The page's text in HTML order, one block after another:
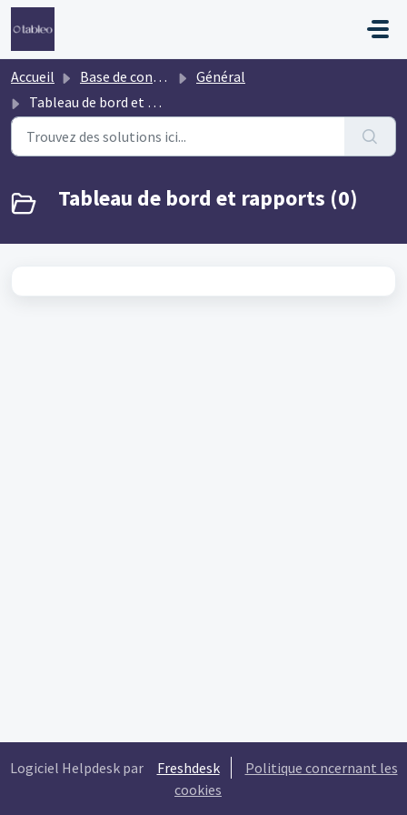
Passer au contenu principal
Accueil Base de connaissances
Général
Tableau de bord et rapports
Tableau de bord et rapports (0)
Logiciel Helpdesk par Freshdesk
Politique concernant les
cookies